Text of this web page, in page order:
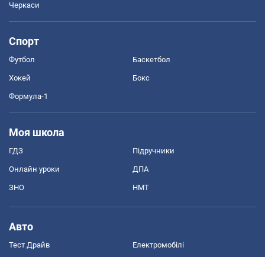
Черкаси
Спорт
Футбол Баскетбол
Хокей Бокс
Формула-1
Моя школа
ГДЗ Підручники
Онлайн уроки ДПА
ЗНО НМТ
Авто
Тест Драйв Електромобілі